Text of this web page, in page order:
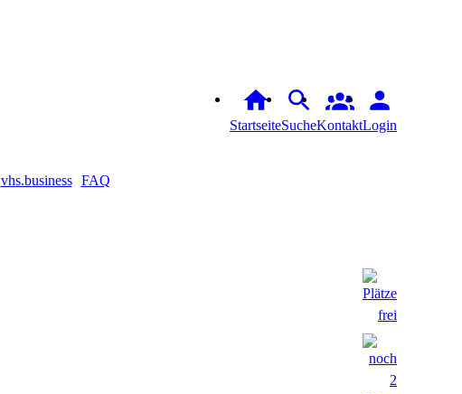
StartseiteSucheKontaktLogin
vhs.business FAQ